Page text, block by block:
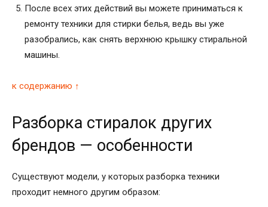
После всех этих действий вы можете приниматься к
ремонту техники для стирки белья, ведь вы уже
разобрались, как снять верхнюю крышку стиральной
машины.
к содержанию ↑
Разборка стиралок других
брендов — особенности
Существуют модели, у которых разборка техники
проходит немного другим образом: